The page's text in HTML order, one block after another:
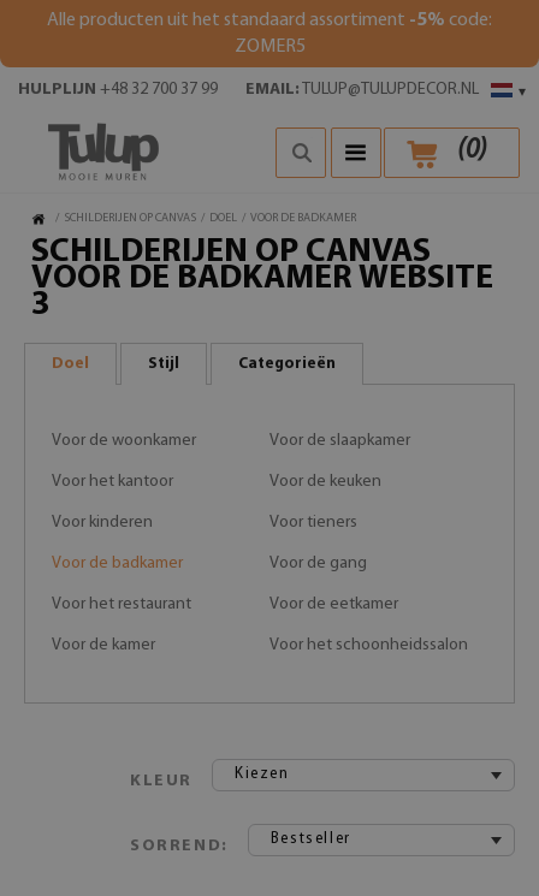
Alle producten uit het standaard assortiment -5% code:
ZOMER5
▾
HULPLIJN +48 32 700 37 99 EMAIL: TULUP@TULUPDECOR.NL
(0)
/ SCHILDERIJEN OP CANVAS / DOEL / VOOR DE BADKAMER
SCHILDERIJEN OP CANVAS
VOOR DE BADKAMER WEBSITE
3
Doel Stijl Categorieën
Voor de woonkamer Voor de slaapkamer
Voor het kantoor Voor de keuken
Voor kinderen Voor tieners
Voor de badkamer Voor de gang
Voor het restaurant Voor de eetkamer
Voor de kamer Voor het schoonheidssalon
KLEUR Kiezen
SORREND: Bestseller